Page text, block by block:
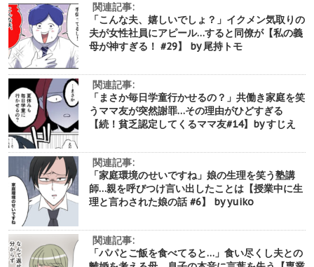
関連記事:
「こんな夫、嬉しいでしょ？」イクメン気取りの
夫が女性社員にアピール…すると同僚が【私の義
母が神すぎる！ #29】 by 尾持トモ
関連記事:
「まさか毎日学童行かせるの？」共働き家庭を笑
うママ友が突然謝罪…その理由がひどすぎる
【続！貧乏認定してくるママ友#14】by すじえ
関連記事:
「家庭環境のせいですね」娘の生理を笑う塾講
師…親を呼びつけ言い出したことは【授業中に生
理と言わされた娘の話 #6】 by yuiko
関連記事:
「パパとご飯を食べてると…」食い尽くし夫との